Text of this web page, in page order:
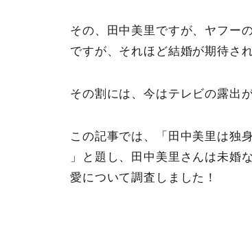
その、田中美里ですが、ヤフー
ですが、それほど結婚が期待さ
その割には、今はテレビの露出
この記事では、「田中美里は独
」と題し、田中美里さんは未婚
愛について調査しました！